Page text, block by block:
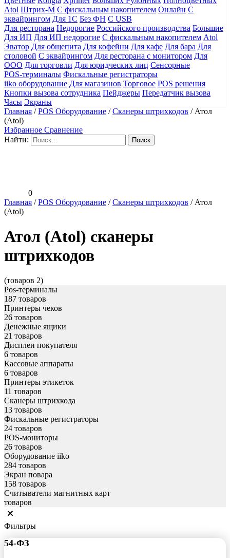
Atol Штрих-М С фискальным накопителем Онлайн С
эквайрингом Для 1С Без ФН С USB
Для ресторана Недорогие Российского производства Большие
Для ИП Для ИП недорогие С фискальным накопителем Atol
Эватор Для общепита Для кофейни Для кафе Для бара Для
столовой С эквайрингом Для ресторана с монитором Для
ООО Для торговли Для юридческих лиц Сенсорные
POS-терминалы Фискальные регистраторы
iiko оборудование Для магазинов Торговое POS решения
Кнопки вызова сотрудника Пейджеры Передатчик вызова
Часы Экраны
Главная /POS Оборудование /Сканеры штрихкодов / Атол
(Atol)
Избранное Сравнение
Найти:
0
Главная /POS Оборудование /Сканеры штрихкодов / Атол
(Atol)
Атол (Atol) сканеры
штрихкодов
(товаров 2)
Pos-терминалы
187 товаров
Принтеры чеков
26 товаров
Денежные ящики
21 товаров
Дисплеи покупателя
6 товаров
Кассовые аппараты
6 товаров
Принтеры этикеток
11 товаров
Сканеры штрихкода
13 товаров
Фискальные регистраторы
24 товаров
POS-мониторы
26 товаров
Оборудование iiko
284 товаров
Экран повара
158 товаров
Считыватели магнитных карт
товаров
Фильтры
54-ФЗ